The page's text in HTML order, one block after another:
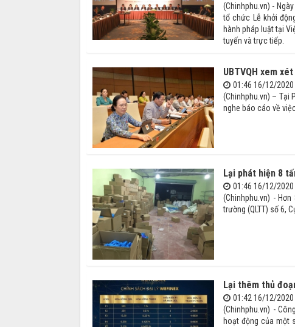
(Chinhphu.vn) -
tổ chức Lễ khởi
hành pháp luật tại
tuyến và trực tiếp.
UBTVQH xem
01:46 16/12/2020
(Chinhphu.vn) – Tại
nghe báo cáo về
Lại phát hiện 8
01:46 16/12/2020
(Chinhphu.vn) -
trường (QLTT) số 6,
Lại thêm thủ
01:42 16/12/2020
(Chinhphu.vn) -
hoạt động của một